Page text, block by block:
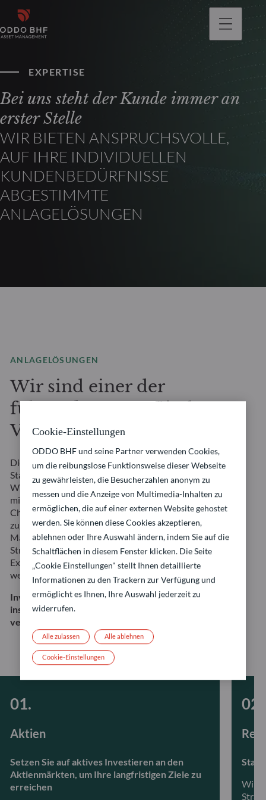
EXPERTISE
Bei uns steht der Kunde immer an
erster Stelle
WIR BIETEN ANSPRUCHSVOLLE,
AUF IHRE INDIVIDUELLEN
KUNDENBEDÜRFNISSE
ABGESTIMMTE
ANLAGELÖSUNGEN
ANLAGELÖSUNGEN
Wir sind einer der
führenden europäischen
Vermögensverwalter.
Die Finanzlandschaft von morgen erfordert mehr als
Standardlösungen. Sie erfordert echte Partnerschaft.
Wir verbinden unsere deutsch-französische Tradition
mit zukunftsorientierten Ansätzen. So schaffen wir
Chancen, die auf Ihre sich wandelnden Bedürfnisse
zugeschnitten sind. Die Stabilität unserer
Managementteams gewährleistet eine konsequente
Strategieumsetzung. Dank unserer umfassenden
Expertise in allen Anlageklassen können wir reagieren,
wenn sich Ihre Ziele ändern.
Investitionen in diese Anlageklassen sind
insbesondere mit dem Risiko eines Kapitalverlusts
verbunden.
Aktien
Setzen Sie auf aktives Investieren an den
Aktienmärkten, um Ihre langfristigen Ziele zu
erreichen
Wir
Cookie-Einstellungen
ODDO BHF und seine Partner verwenden Cookies,
um die reibungslose Funktionsweise dieser Webseite
zu gewährleisten, die Besucherzahlen anonym zu
messen und die Anzeige von Multimedia-Inhalten zu
ermöglichen, die auf einer externen Website gehostet
werden. Sie können diese Cookies akzeptieren,
ablehnen oder Ihre Auswahl ändern, indem Sie auf die
Schaltflächen in diesem Fenster klicken. Die Seite
„Cookie Einstellungen" stellt Ihnen detaillierte
Informationen zu den Trackern zur Verfügung und
ermöglicht es Ihnen, Ihre Auswahl jederzeit zu
widerrufen.
Alle ablehnen
Alle zulassen
Cookie-Einstellungen